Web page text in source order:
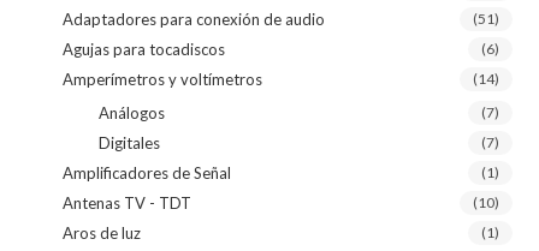
Adaptadores para conexión de audio (51)
Agujas para tocadiscos (6)
Amperímetros y voltímetros (14)
Análogos (7)
Digitales (7)
Amplificadores de Señal (1)
Antenas TV - TDT (10)
Aros de luz (1)